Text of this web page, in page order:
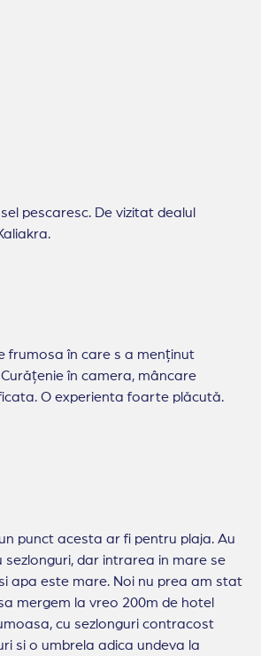
pescaresc. De vizitat dealul
în care s a menținut
în camera, mâncare
O experienta foarte plăcută.
punct acesta ar fi pentru plaja. Au
dar intrarea in mare se
apa este mare. Noi nu prea am stat
mergem la vreo 200m de hotel
cu sezlonguri contracost
si o umbrela adica undeva la